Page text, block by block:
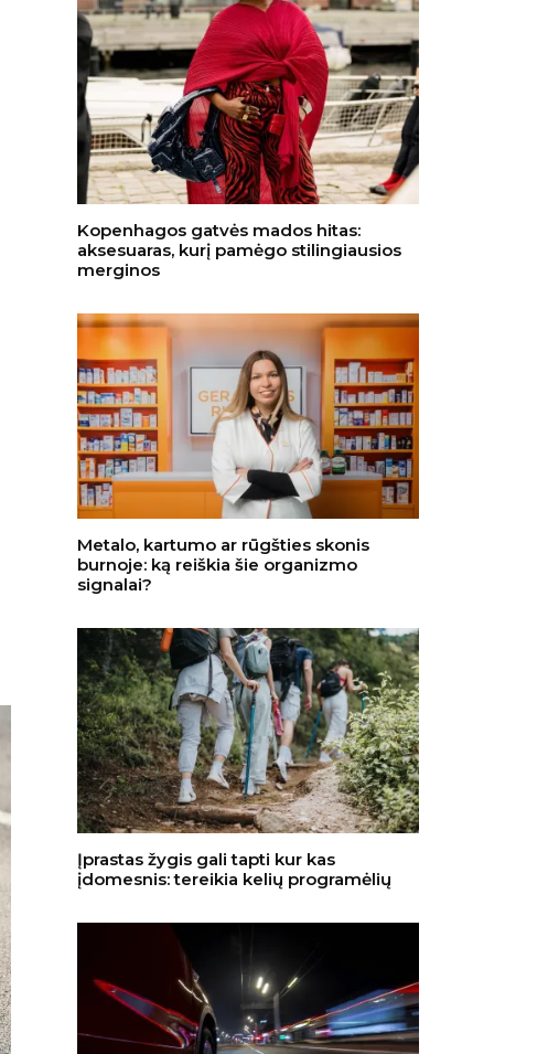
Kopenhagos gatvės mados hitas:
aksesuaras, kurį pamėgo stilingiausios
merginos
Metalo, kartumo ar rūgšties skonis
burnoje: ką reiškia šie organizmo
signalai?
Įprastas žygis gali tapti kur kas
įdomesnis: tereikia kelių programėlių